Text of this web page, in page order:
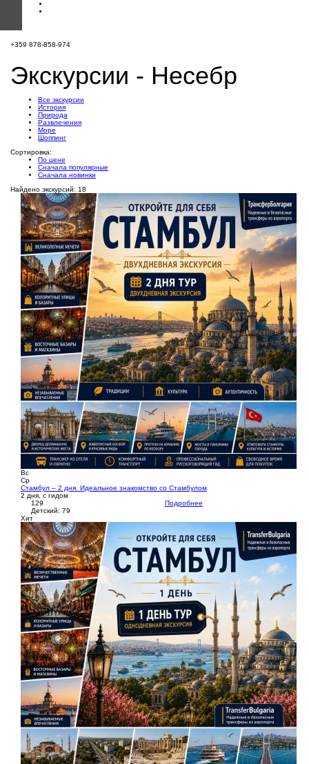
+359 878-858-974
Экскурсии - Несебр
Все экскурсии
История
Природа
Развлечения
Море
Шоппинг
Сортировка:
По цене
Сначала популярные
Сначала новинки
Найдено экскурсий: 18
Вс
Ср
Стамбул – 2 дня. Идеальное знакомство со Стамбулом
2 дня, с гидом
129
Детский: 79
Подробнее
Хит